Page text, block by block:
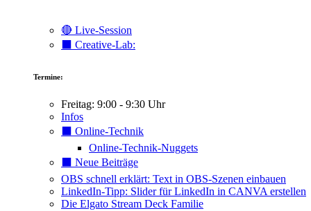
🔴 Live-Session
⬛️ Creative-Lab:
Termine:
Freitag: 9:00 - 9:30 Uhr
Infos
⬛️ Online-Technik
Online-Technik-Nuggets
⬛️ Neue Beiträge
OBS schnell erklärt: Text in OBS-Szenen einbauen
LinkedIn-Tipp: Slider für LinkedIn in CANVA erstellen
Die Elgato Stream Deck Familie